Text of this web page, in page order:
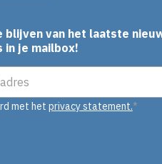
blijven van het laatste
in je mailbox!
met het privacy statement.